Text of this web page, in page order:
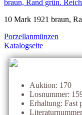
10 Mark 1921 braun,
Porzellanmünzen
Katalogseite
Auktion: 170
Losnummer:
Erhaltung: Fast